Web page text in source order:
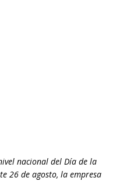
nacional del Día de la
26 de agosto, la empresa